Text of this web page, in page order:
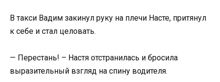
В такси Вадим закинул руку на плечи Насте, притянул
к себе и стал целовать.
— Перестань! – Настя отстранилась и бросила
выразительный взгляд на спину водителя.